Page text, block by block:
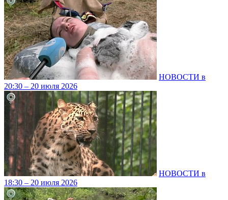
НОВОСТИ в
20:30 – 20 июля 2026
НОВОСТИ в
18:30 – 20 июля 2026